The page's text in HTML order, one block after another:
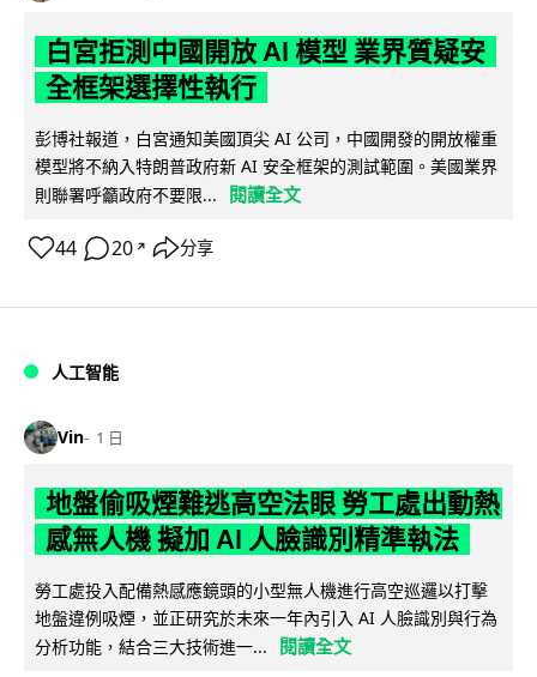
白宮拒測中國開放 AI 模型 業界質疑安
全框架選擇性執行
彭博社報道，白宮通知美國頂尖 AI 公司，中國開發的開放權重
模型將不納入特朗普政府新 AI 安全框架的測試範圍。美國業界
則聯署呼籲政府不要限...
閱讀全文
44 20 ↗ 分享
人工智能
Vin 1 日
地盤偷吸煙難逃高空法眼 勞工處出動熱
感無人機 擬加 AI 人臉識別精準執法
勞工處投入配備熱感應鏡頭的小型無人機進行高空巡邏以打擊
地盤違例吸煙，並正研究於未來一年內引入 AI 人臉識別與行為
分析功能，結合三大技術進一...
閱讀全文